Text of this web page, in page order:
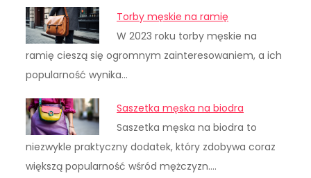
Torby męskie na ramię
W 2023 roku torby męskie na
ramię cieszą się ogromnym zainteresowaniem, a ich
popularność wynika…
Saszetka męska na biodra
Saszetka męska na biodra to
niezwykle praktyczny dodatek, który zdobywa coraz
większą popularność wśród mężczyzn.…